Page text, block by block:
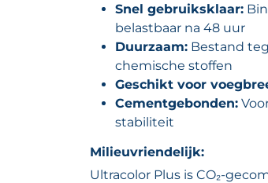
Snel gebruiksklaar:
belastbaar na 48 uur
Duurzaam: Bestand
chemische stoffen
Geschikt voor
Cementgebonden:
stabiliteit
Milieuvriendelijk:
Ultracolor Plus is CO₂-